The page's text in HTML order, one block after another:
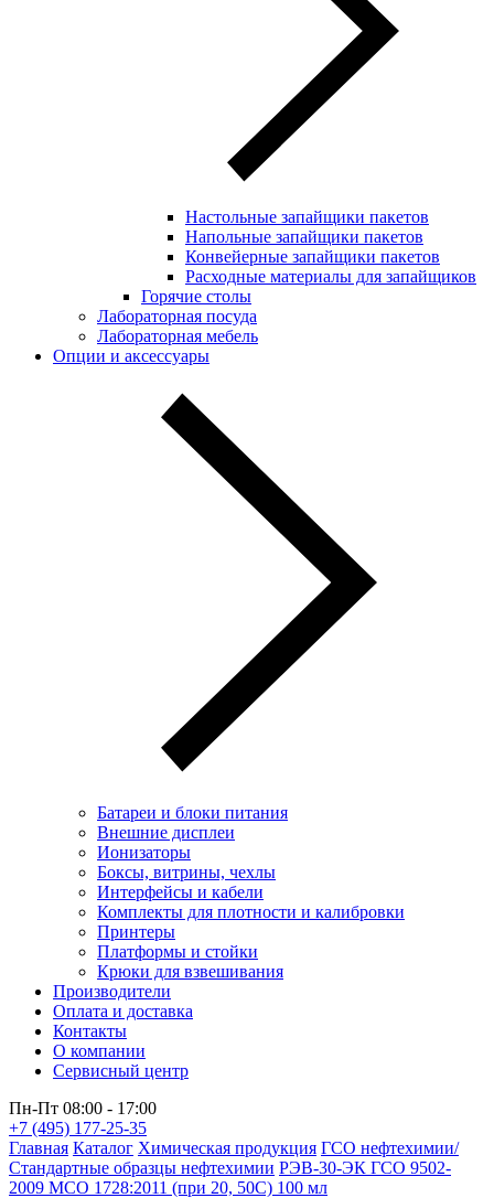
Настольные запайщики пакетов
Напольные запайщики пакетов
Конвейерные запайщики пакетов
Расходные материалы для запайщиков
Горячие столы
Лабораторная посуда
Лабораторная мебель
Опции и аксессуары
Батареи и блоки питания
Внешние дисплеи
Ионизаторы
Боксы, витрины, чехлы
Интерфейсы и кабели
Комплекты для плотности и калибровки
Принтеры
Платформы и стойки
Крюки для взвешивания
Производители
Оплата и доставка
Контакты
О компании
Сервисный центр
Пн-Пт 08:00 - 17:00
+7 (495) 177-25-35
Главная Каталог Химическая продукция ГСО нефтехимии/
Стандартные образцы нефтехимии РЭВ-30-ЭК ГСО 9502-
2009 МСО 1728:2011 (при 20, 50С) 100 мл